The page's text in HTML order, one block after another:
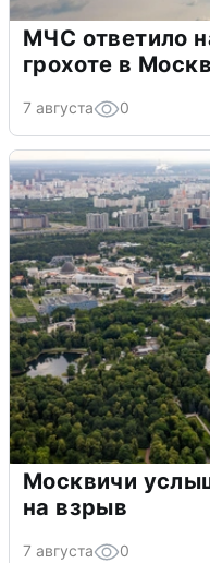
МЧС ответило
грохоте в
7 августа 0
Москвичи
на взрыв
7 августа 0